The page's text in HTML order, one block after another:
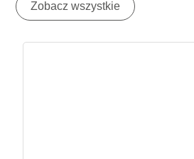
Zobacz wszystkie